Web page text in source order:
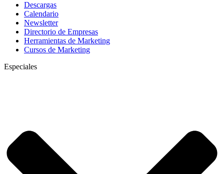
Descargas
Calendario
Newsletter
Directorio de Empresas
Herramientas de Marketing
Cursos de Marketing
Especiales